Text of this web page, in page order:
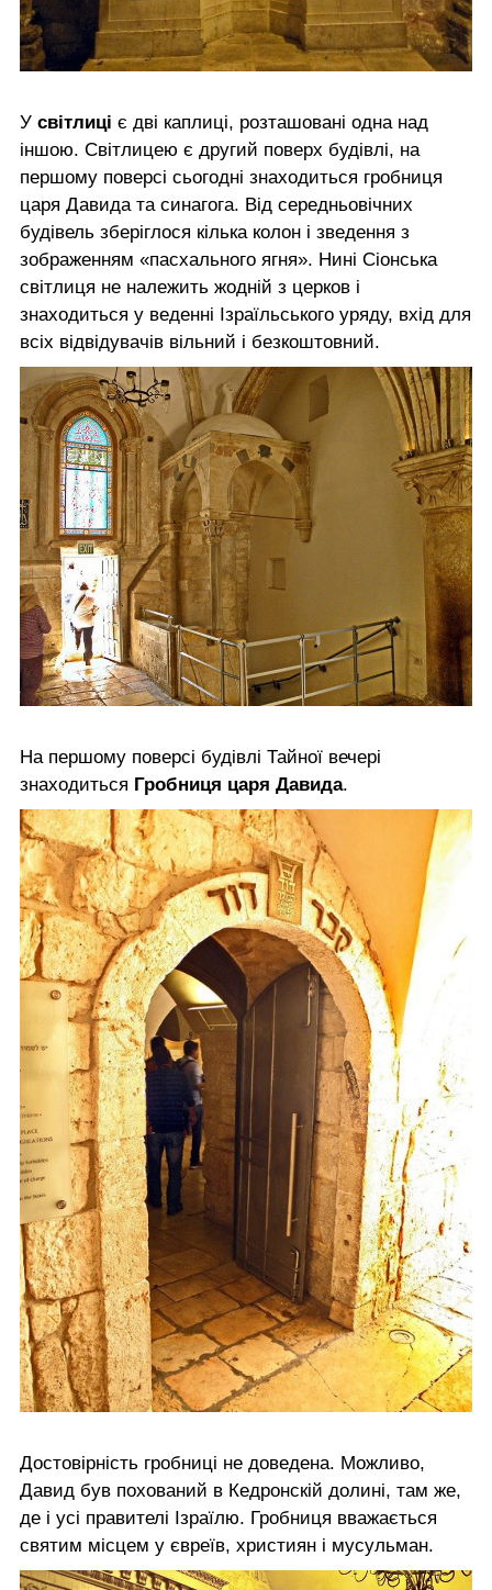
У світлиці є дві каплиці, розташовані одна над
іншою. Світлицею є другий поверх будівлі, на
першому поверсі сьогодні знаходиться гробниця
царя Давида та синагога. Від середньовічних
будівель зберіглося кілька колон і зведення з
зображенням «пасхального ягня». Нині Сіонська
світлиця не належить жодній з церков і
знаходиться у веденні Ізраїльського уряду, вхід для
всіх відвідувачів вільний і безкоштовний.
На першому поверсі будівлі Тайної вечері
знаходиться Гробниця царя Давида.
Достовірність гробниці не доведена. Можливо,
Давид був похований в Кедронскій долині, там же,
де і усі правителі Ізраїлю. Гробниця вважається
святим місцем у євреїв, християн і мусульман.